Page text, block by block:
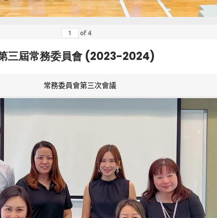
of 4
三屆常務委員會 (2023-2024)
常務委員會第三次會議